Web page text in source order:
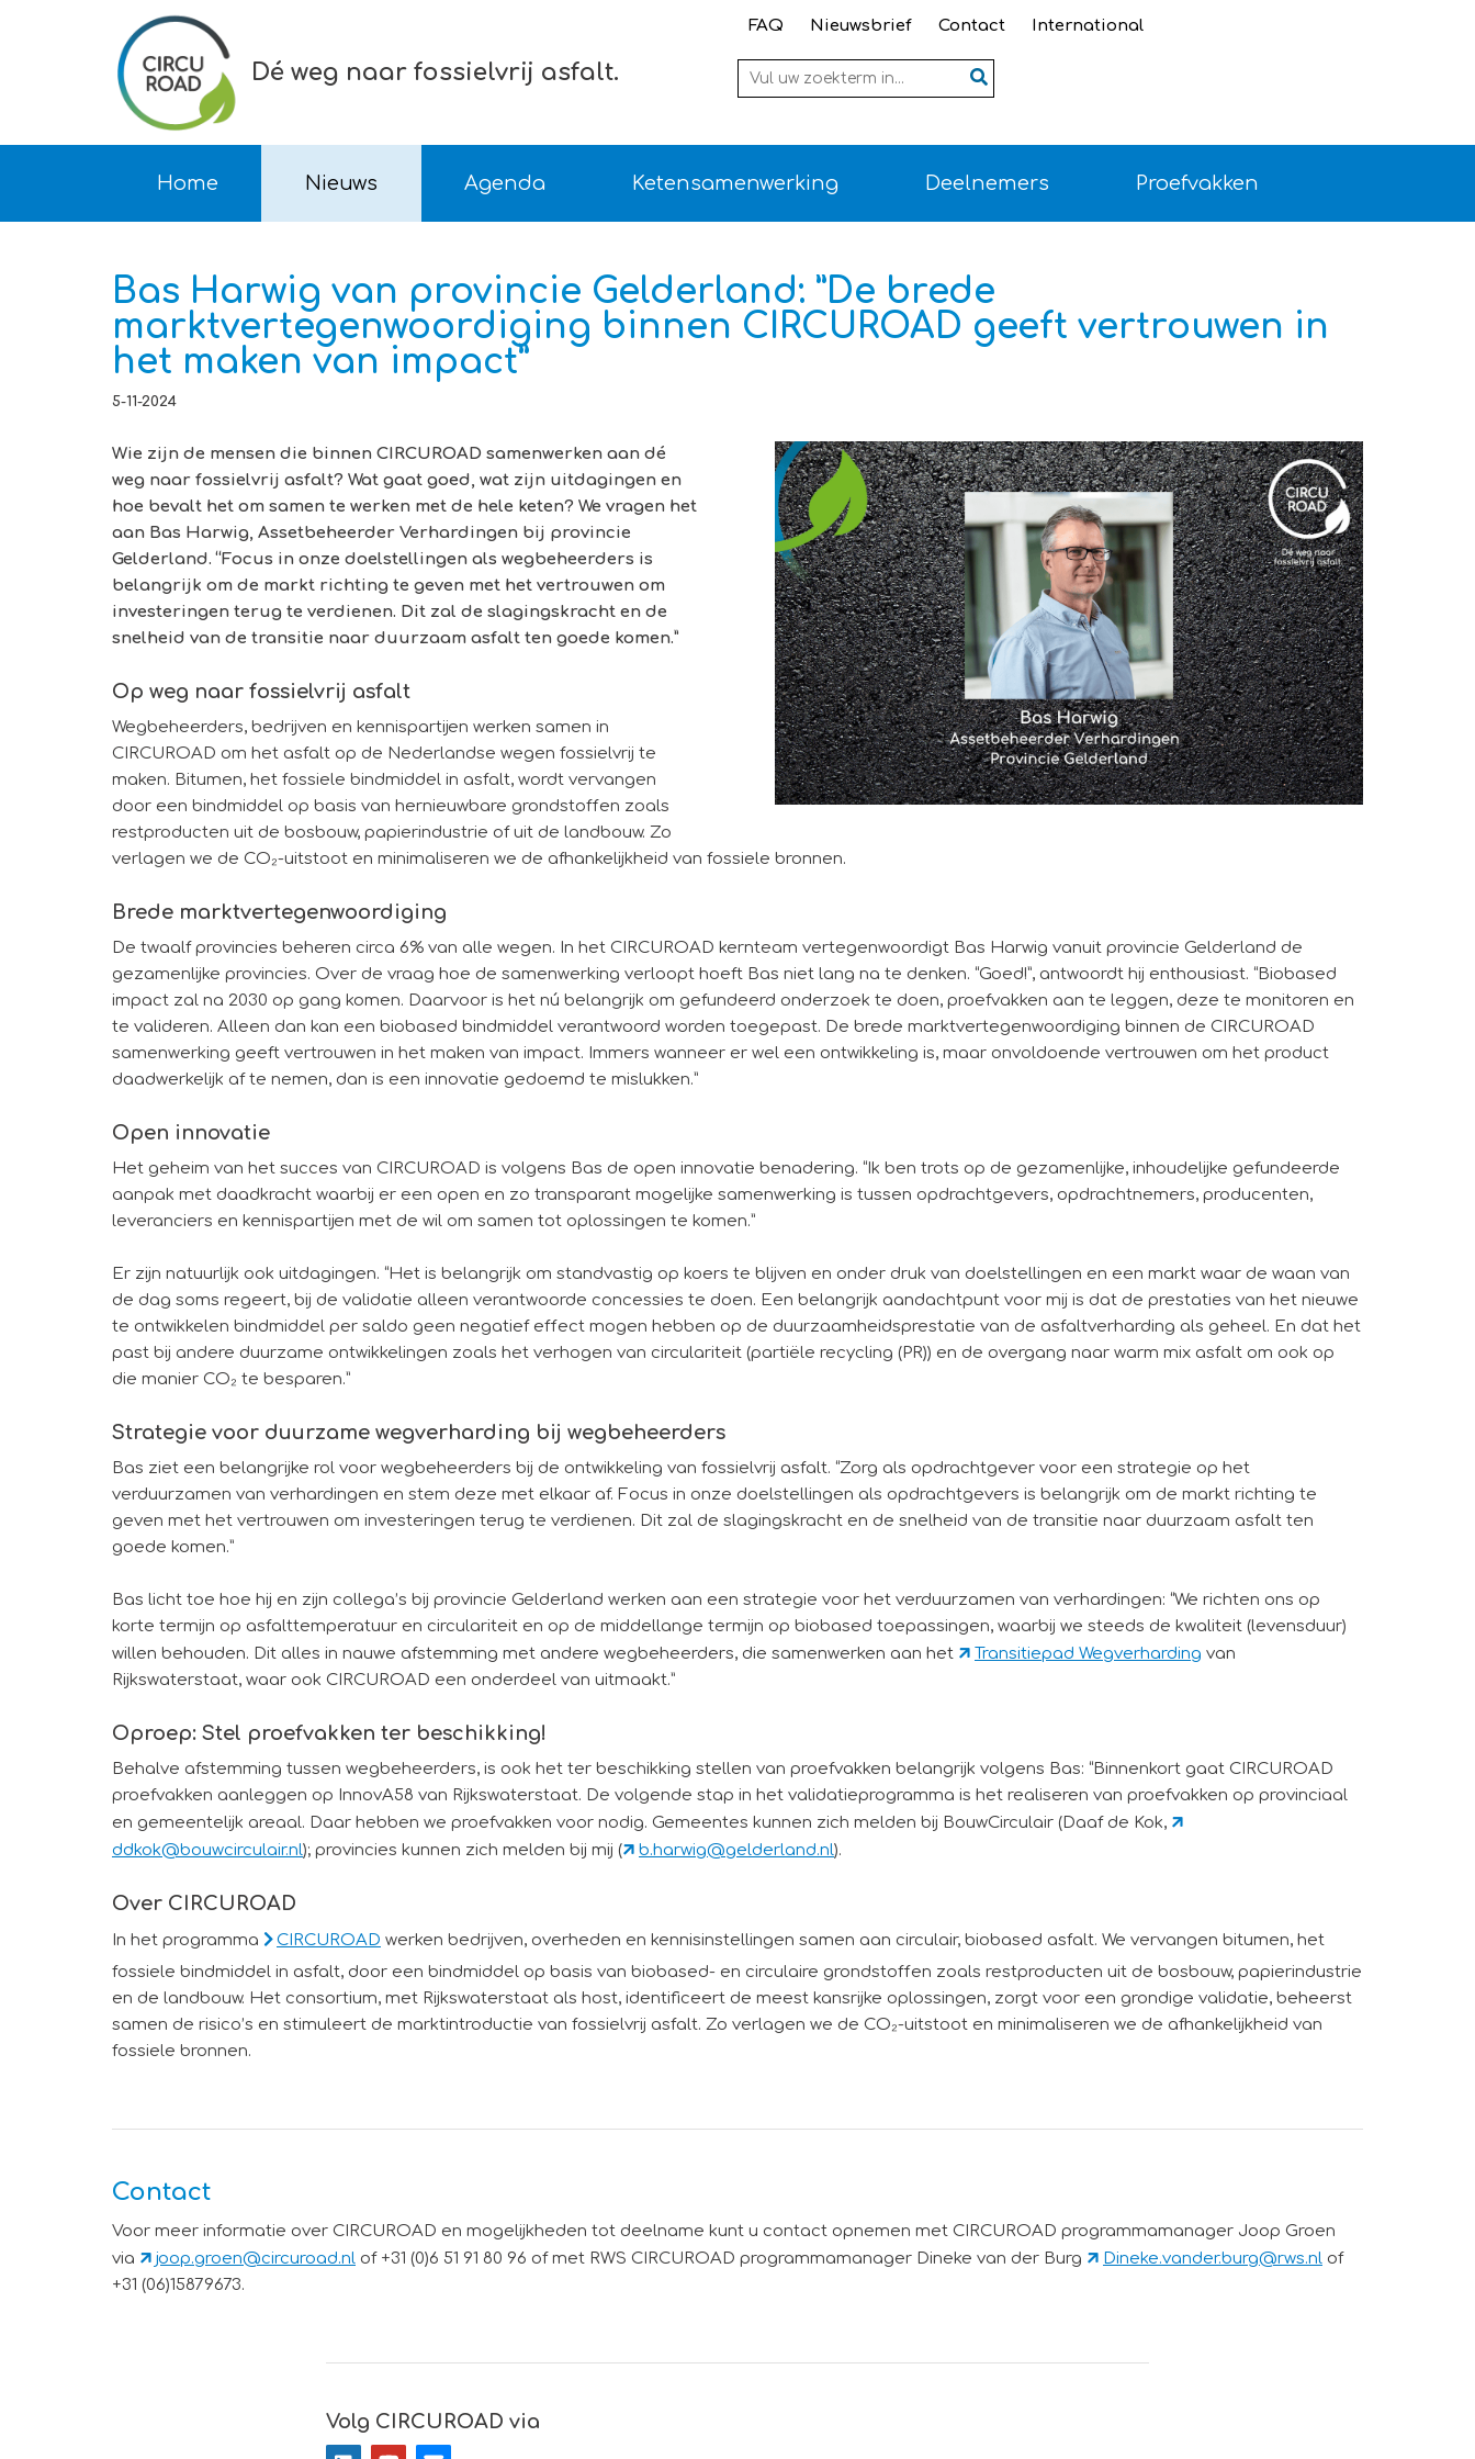
Ga direct naar inhoud
Dé weg naar fossielvrij asfalt.
FAQ Nieuwsbrief Contact International
Zoeken
Zoeken
Home Nieuws Agenda Ketensamenwerking Deelnemers Proefvakken
Bas Harwig van provincie Gelderland: ”De brede
marktvertegenwoordiging binnen CIRCUROAD geeft vertrouwen in
het maken van impact”
5-11-2024
Wie zijn de mensen die binnen CIRCUROAD samenwerken aan dé
weg naar fossielvrij asfalt? Wat gaat goed, wat zijn uitdagingen en
hoe bevalt het om samen te werken met de hele keten? We vragen het
aan Bas Harwig, Assetbeheerder Verhardingen bij provincie
Gelderland. “Focus in onze doelstellingen als wegbeheerders is
belangrijk om de markt richting te geven met het vertrouwen om
investeringen terug te verdienen. Dit zal de slagingskracht en de
snelheid van de transitie naar duurzaam asfalt ten goede komen.”
Op weg naar fossielvrij asfalt
Wegbeheerders, bedrijven en kennispartijen werken samen in
CIRCUROAD om het asfalt op de Nederlandse wegen fossielvrij te
maken. Bitumen, het fossiele bindmiddel in asfalt, wordt vervangen
door een bindmiddel op basis van hernieuwbare grondstoffen zoals
restproducten uit de bosbouw, papierindustrie of uit de landbouw. Zo
verlagen we de CO₂-uitstoot en minimaliseren we de afhankelijkheid van fossiele bronnen.
Brede marktvertegenwoordiging
De twaalf provincies beheren circa 6% van alle wegen. In het CIRCUROAD kernteam vertegenwoordigt Bas Harwig vanuit provincie Gelderland de
gezamenlijke provincies. Over de vraag hoe de samenwerking verloopt hoeft Bas niet lang na te denken. “Goed!”, antwoordt hij enthousiast. “Biobased
impact zal na 2030 op gang komen. Daarvoor is het nú belangrijk om gefundeerd onderzoek te doen, proefvakken aan te leggen, deze te monitoren en
te valideren. Alleen dan kan een biobased bindmiddel verantwoord worden toegepast. De brede marktvertegenwoordiging binnen de CIRCUROAD
samenwerking geeft vertrouwen in het maken van impact. Immers wanneer er wel een ontwikkeling is, maar onvoldoende vertrouwen om het product
daadwerkelijk af te nemen, dan is een innovatie gedoemd te mislukken.”
Open innovatie
Het geheim van het succes van CIRCUROAD is volgens Bas de open innovatie benadering. “Ik ben trots op de gezamenlijke, inhoudelijke gefundeerde
aanpak met daadkracht waarbij er een open en zo transparant mogelijke samenwerking is tussen opdrachtgevers, opdrachtnemers, producenten,
leveranciers en kennispartijen met de wil om samen tot oplossingen te komen.”
Er zijn natuurlijk ook uitdagingen. “Het is belangrijk om standvastig op koers te blijven en onder druk van doelstellingen en een markt waar de waan van
de dag soms regeert, bij de validatie alleen verantwoorde concessies te doen. Een belangrijk aandachtpunt voor mij is dat de prestaties van het nieuwe
te ontwikkelen bindmiddel per saldo geen negatief effect mogen hebben op de duurzaamheidsprestatie van de asfaltverharding als geheel. En dat het
past bij andere duurzame ontwikkelingen zoals het verhogen van circulariteit (partiële recycling (PR)) en de overgang naar warm mix asfalt om ook op
die manier CO₂ te besparen.”
Strategie voor duurzame wegverharding bij wegbeheerders
Bas ziet een belangrijke rol voor wegbeheerders bij de ontwikkeling van fossielvrij asfalt. “Zorg als opdrachtgever voor een strategie op het
verduurzamen van verhardingen en stem deze met elkaar af. Focus in onze doelstellingen als opdrachtgevers is belangrijk om de markt richting te
geven met het vertrouwen om investeringen terug te verdienen. Dit zal de slagingskracht en de snelheid van de transitie naar duurzaam asfalt ten
goede komen.”
Bas licht toe hoe hij en zijn collega’s bij provincie Gelderland werken aan een strategie voor het verduurzamen van verhardingen: “We richten ons op
korte termijn op asfalttemperatuur en circulariteit en op de middellange termijn op biobased toepassingen, waarbij we steeds de kwaliteit (levensduur)
willen behouden. Dit alles in nauwe afstemming met andere wegbeheerders, die samenwerken aan het
Transitiepad Wegverharding van
Rijkswaterstaat, waar ook CIRCUROAD een onderdeel van uitmaakt.”
Oproep: Stel proefvakken ter beschikking!
Behalve afstemming tussen wegbeheerders, is ook het ter beschikking stellen van proefvakken belangrijk volgens Bas: “Binnenkort gaat CIRCUROAD
proefvakken aanleggen op InnovA58 van Rijkswaterstaat. De volgende stap in het validatieprogramma is het realiseren van proefvakken op provinciaal
en gemeentelijk areaal. Daar hebben we proefvakken voor nodig. Gemeentes kunnen zich melden bij BouwCirculair (Daaf de Kok,
ddkok@bouwcirculair.nl); provincies kunnen zich melden bij mij ( b.harwig@gelderland.nl).
Over CIRCUROAD
In het programma CIRCUROAD werken bedrijven, overheden en kennisinstellingen samen aan circulair, biobased asfalt. We vervangen bitumen, het
fossiele bindmiddel in asfalt, door een bindmiddel op basis van biobased- en circulaire grondstoffen zoals restproducten uit de bosbouw, papierindustrie
en de landbouw. Het consortium, met Rijkswaterstaat als host, identificeert de meest kansrijke oplossingen, zorgt voor een grondige validatie, beheerst
samen de risico’s en stimuleert de marktintroductie van fossielvrij asfalt. Zo verlagen we de CO₂-uitstoot en minimaliseren we de afhankelijkheid van
fossiele bronnen.
Contact
Voor meer informatie over CIRCUROAD en mogelijkheden tot deelname kunt u contact opnemen met CIRCUROAD programmamanager Joop Groen
via
joop.groen@circuroad.nl of +31 (0)6 51 91 80 96 of met RWS CIRCUROAD programmamanager Dineke van der Burg Dineke.vander.burg@rws.nl of
+31 (06)15879673.
Volg CIRCUROAD via